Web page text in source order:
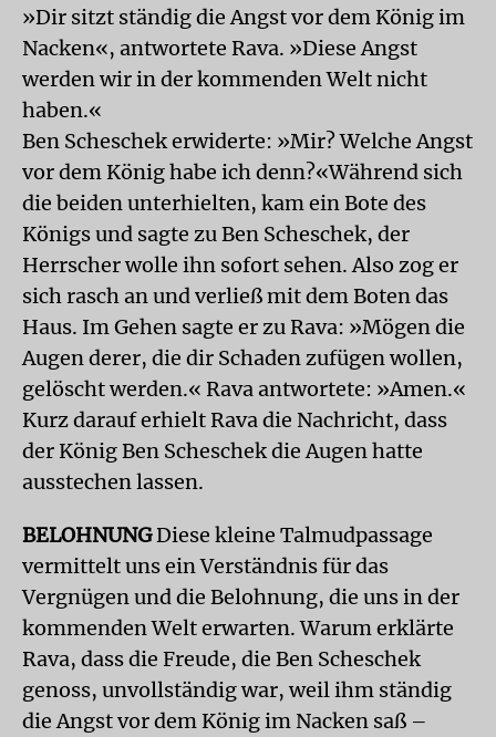
»Dir sitzt ständig die Angst vor dem König im
Nacken«, antwortete Rava. »Diese Angst
werden wir in der kommenden Welt nicht
haben.«
Ben Scheschek erwiderte: »Mir? Welche Angst
vor dem König habe ich denn?«Während sich
die beiden unterhielten, kam ein Bote des
Königs und sagte zu Ben Scheschek, der
Herrscher wolle ihn sofort sehen. Also zog er
sich rasch an und verließ mit dem Boten das
Haus. Im Gehen sagte er zu Rava: »Mögen die
Augen derer, die dir Schaden zufügen wollen,
gelöscht werden.« Rava antwortete: »Amen.«
Kurz darauf erhielt Rava die Nachricht, dass
der König Ben Scheschek die Augen hatte
ausstechen lassen.
BELOHNUNGDiese kleine Talmudpassage
vermittelt uns ein Verständnis für das
Vergnügen und die Belohnung, die uns in der
kommenden Welt erwarten. Warum erklärte
Rava, dass die Freude, die Ben Scheschek
genoss, unvollständig war, weil ihm ständig
die Angst vor dem König im Nacken saß –